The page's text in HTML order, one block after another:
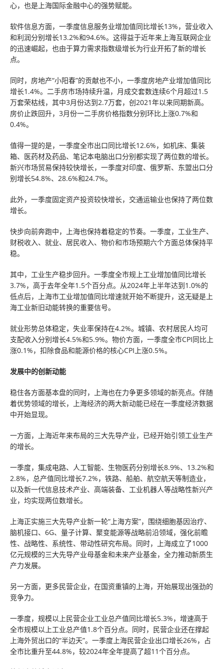
心，也是上海国际金融中心的强势赋能。
软件信息方面，一季度信息服务业增加值同比增长13%，营业收入
和利润分别增长13.2%和94.6%。这得益于近年来上海互联网企业
的迅速崛起，也由于算力需求指数级增长为行业开拓了新的增长
点。
同时，房地产“小阳春”的贡献也不小，一季度房地产业增加值同比
增长1.4%。二手房市场持续升温，月成交套数连续6个月超过1.5
万套荣枯线，其中3月份达到2.7万套，创2021年以来同期新高。
房价止跌回升，3月份一二手房价格指数分别环比上涨0.7%和
0.4%。
值得一提的是，一季度全市出口同比增长12.6%，如机床、集装
箱、医药材及药品、笔记本电脑出口分别都实现了两位数的增长。
新兴市场贸易保持较快增长，一季度对印度、俄罗斯、东盟出口分
别增长54.8%、28.6%和24.7%。
此外，一季度固定资产投资较快增长，交通运输业也保持了两位数
增长。
快步向前奔跑中，上海也保持着稳定的节奏。一季度，工业生产、
财税收入、就业、居民收入、物价和市场预期六个方面总体保持平
稳。
其中，工业生产稳步回升。一季度全市规上工业增加值同比增长
3.7%，高于去年全年1.5个百分点。从2024年上半年达到1.0%的
低点后，上海市工业增加值同比增速就开始不断提升，这无疑是上
海工业新旧动能转换的重要信号。
就业形势总体稳定，失业率保持在4.2%。城镇、农村居民人均可
支配收入分别增长4.5%和5.9%。物价方面，一季度全市CPI同比上
涨0.1%，扣除食品和能源价格的核心CPI上涨0.5%。
发展中的创新动能
稳住各方面基本盘的同时，上海也在力争更多领域的新亮点。伴随
着优势领域的增长，上海经济的两大新动能已经在一季度经济数据
中开始显现。
一方面，上海近年来布局的三大先导产业，已经开始引领工业生产
的增长。
一季度，集成电路、人工智能、生物医药分别增长8.9%、13.2%和
2.8%，总产值同比增长7.2%，铁路、船舶、航空航天等制造业，
以及新一代信息技术产业、高端装备、工业机器人等战略性新兴产
业，均实现两位数增长。
上海正实施三大先导产业新一轮“上海方案”，围绕细胞基因治疗、
脑机接口、6G、量子计算、聚变能源等战略前沿领域，强化前瞻
性、战略性、系统性、带动性研究布局。同时，上海成立了1000
亿元规模的三大先导产业母基金和未来产业基金，全力推动新质生
产力发展。
另一方面，更多民营企业，在国资重镇的上海，开始展现出强劲的
竞争力。
一季度，规模以上民营企业工业总产值同比增长5.3%，增速高于
全市规模以上工业总产值1.8个百分点。同时，民营企业还在撑起
上海外贸出口的“半边天”。一季度上海民营企业出口增长26%，占
全市比重升至44.8%，较2024年全年提高了超11个百分点。